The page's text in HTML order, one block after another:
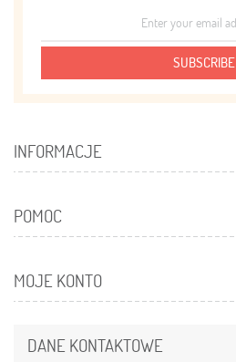
SUBSCRIBE
INFORMACJE
POMOC
MOJE KONTO
DANE KONTAKTOWE